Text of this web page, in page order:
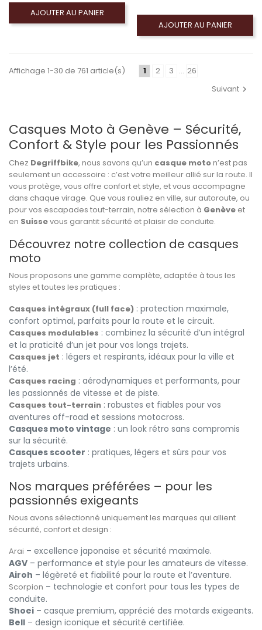
AJOUTER AU PANIER
AJOUTER AU PANIER
Affichage 1-30 de 761 article(s) 1 2 3 … 26
Suivant
Casques Moto à Genève – Sécurité,
Confort & Style pour les Passionnés
Chez Degriffbike, nous savons qu’un casque moton’est pas
seulement un accessoire : c’est votre meilleur allié sur la route. Il
vous protège, vous offre confort et style, et vous accompagne
dans chaque virage. Que vous rouliez en ville, sur autoroute, ou
pour vos escapades tout-terrain, notre sélection à Genève et
en Suissevous garantit sécurité et plaisir de conduite.
Découvrez notre collection de casques
moto
Nous proposons une gamme complète, adaptée à tous les
styles et toutes les pratiques :
Casques intégraux (full face) : protection maximale,
confort optimal, parfaits pour la route et le circuit.
Casques modulables : combinez la sécurité d’un intégral
et la praticité d’un jet pour vos longs trajets.
Casques jet : légers et respirants, idéaux pour la ville et
l’été.
Casques racing : aérodynamiques et performants, pour
les passionnés de vitesse et de piste.
Casques tout-terrain : robustes et fiables pour vos
aventures off-road et sessions motocross.
Casques moto vintage : un look rétro sans compromis
sur la sécurité.
Casques scooter : pratiques, légers et sûrs pour vos
trajets urbains.
Nos marques préférées – pour les
passionnés exigeants
Nous avons sélectionné uniquement les marques qui allient
sécurité, confort et design :
Arai – excellence japonaise et sécurité maximale.
AGV – performance et style pour les amateurs de vitesse.
Airoh – légèreté et fiabilité pour la route et l’aventure.
Scorpion – technologie et confort pour tous les types de
conduite.
Shoei – casque premium, apprécié des motards exigeants.
Bell – design iconique et sécurité certifiée.